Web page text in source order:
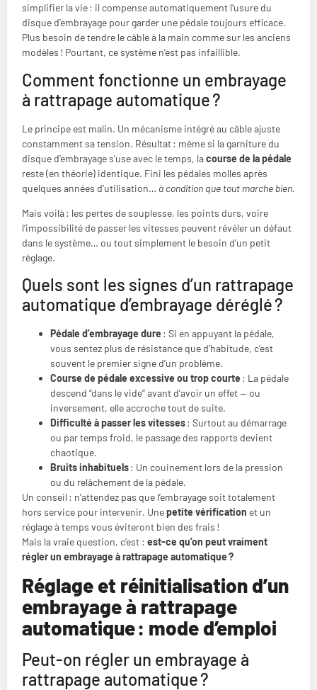
simplifier la vie : il compense automatiquement l’usure du
disque d’embrayage pour garder une pédale toujours efficace.
Plus besoin de tendre le câble à la main comme sur les anciens
modèles ! Pourtant, ce système n’est pas infaillible.
Comment fonctionne un embrayage
à rattrapage automatique ?
Le principe est malin. Un mécanisme intégré au câble ajuste
constamment sa tension. Résultat : même si la garniture du
disque d’embrayage s’use avec le temps, lacourse de la pédale
reste (en théorie) identique. Fini les pédales molles après
quelques années d’utilisation… à condition que tout marche bien.
Mais voilà : les pertes de souplesse, les points durs, voire
l’impossibilité de passer les vitesses peuvent révéler un défaut
dans le système… ou tout simplement le besoin d’un petit
réglage.
Quels sont les signes d’un rattrapage
automatique d’embrayage déréglé ?
Pédale d’embrayage dure : Si en appuyant la pédale,
vous sentez plus de résistance que d’habitude, c’est
souvent le premier signe d’un problème.
Course de pédale excessive ou trop courte : La pédale
descend “dans le vide” avant d’avoir un effet — ou
inversement, elle accroche tout de suite.
Difficulté à passer les vitesses: Surtout au démarrage
ou par temps froid, le passage des rapports devient
chaotique.
Bruits inhabituels: Un couinement lors de la pression
ou du relâchement de la pédale.
Un conseil : n’attendez pas que l’embrayage soit totalement
hors service pour intervenir. Unepetite vérification et un
réglage à temps vous éviteront bien des frais !
Mais la vraie question, c’est : est-ce qu’on peut vraiment
régler un embrayage à rattrapage automatique ?
Réglage et réinitialisation d’un
embrayage à rattrapage
automatique : mode d’emploi
Peut-on régler un embrayage à
rattrapage automatique ?